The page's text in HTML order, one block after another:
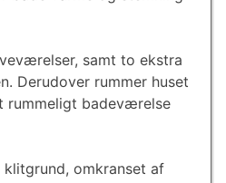
samt to ekstra
Derudover rummer huset
badeværelse
klitgrund, omkranset af